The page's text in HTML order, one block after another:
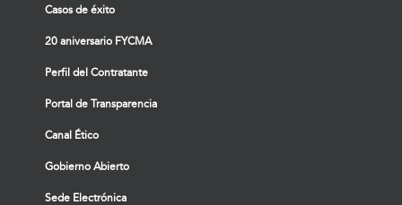
Casos de éxito
20 aniversario FYCMA
Perfil del Contratante
Portal de Transparencia
Canal Ético
Gobierno Abierto
Sede Electrónica